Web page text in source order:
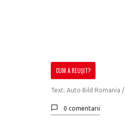
CUM A REUȘIT?
Text: Auto Bild Romania /
0 comentarii